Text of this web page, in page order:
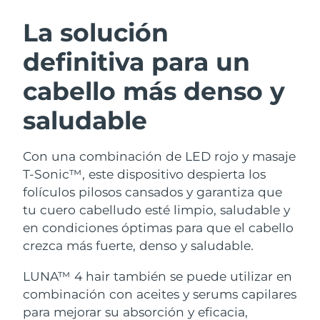
La solución
definitiva para un
cabello más denso y
saludable
Con una combinación de LED rojo y masaje
T-Sonic™, este dispositivo despierta los
folículos pilosos cansados y garantiza que
tu cuero cabelludo esté limpio, saludable y
en condiciones óptimas para que el cabello
crezca más fuerte, denso y saludable.
LUNA™ 4 hair también se puede utilizar en
combinación con aceites y serums capilares
para mejorar su absorción y eficacia,
Limpieza facial
LUNA™ 4 pack
Anti-aging massage
LUNA™ 4 Plus
Massage, LED heating
LUNA™ 4 Men
For men, anti-aging massage
Lifting facial
BEAR™ 2 pack
Microcurrent toning
BEAR™ 2 go
Microcurrent toning on-the-go
BEAR™ 2 eyes & lips
Microcurrent line smoothing device
Hidratación
UFO™ 3 pack
Deep facial hydration
Near-infrared and red light therapy
device
Cuidado bucal
issa™ 4
Hybrid silicone sonic toothbrush
issa™ 4 plus
Smart hybrid silicone sonic toothbrush
TRATAMIENTO ANTIEDAD FAQ™
Antiedad Tratamientos LED
NEW
Austria
Baréin Entrega prevista
Bélgica Entrega prevista 8/9/26
Bermudas
Bosnia y Herzegovina Entrega prevista8/12/26
Brunéi Entrega prevista8/14/26
Bulgaria Entrega prevista8/9/26
Chile Entrega prevista8/13/26